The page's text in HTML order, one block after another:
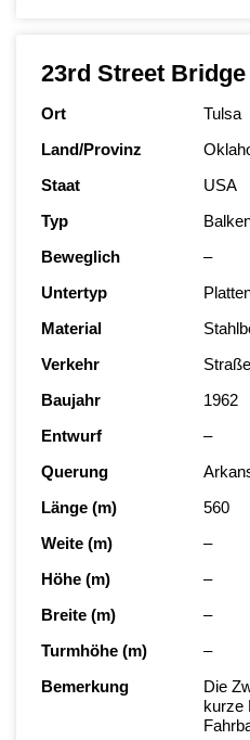
23rd Street Bridge
Ort
Tulsa
Land/Provinz
Staat
USA
Typ
Beweglich
–
Untertyp
Material
Verkehr
Straße
Baujahr
1962
Entwurf
–
Querung
Länge (m)
560
Weite (m)
–
Höhe (m)
–
Breite (m)
–
Turmhöhe (m)
–
Bemerkung
Die
kurze